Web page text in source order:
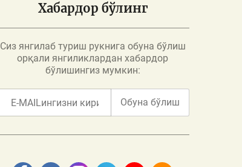
Хабардор бўлинг
Сиз янгилаб туриш рукнига обуна бўлиш
орқали янгиликлардан хабардор
бўлишингиз мумкин:
Обуна бўлиш